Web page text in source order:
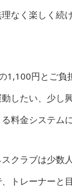
なく楽しく続
1,100円とご負
したい、少し
料金システム
クラブは少数
トレーナーと